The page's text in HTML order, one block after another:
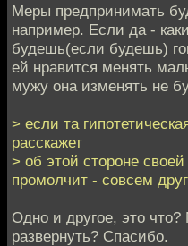
Меры предпринимать
например. Если да -
будешь(если будешь)
ей нравится менять
мужу она изменять не
> если та
расскажет
> об этой стороне
промолчит - совсем
Одно и другое, это
развернуть? Спасибо.